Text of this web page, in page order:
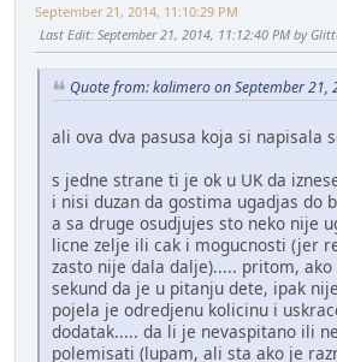
September 21, 2014, 11:10:29 PM
Last Edit: September 21, 2014, 11:12:40 PM by
Quote from: kalimero on September 21,
ali ova dva pasusa koja si napisala
s jedne strane ti je ok u UK da
i nisi duzan da gostima ugadjas do
a sa druge osudjujes sto neko nije
licne zelje ili cak i mogucnosti (jer
zasto nije dala dalje)..... pritom,
sekund da je u pitanju dete, ipak
pojela je odredjenu kolicinu i
dodatak..... da li je nevaspitano ili
polemisati (lupam, ali sta ako je